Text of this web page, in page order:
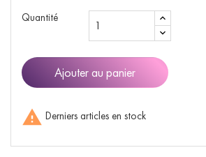
Quantité
Ajouter au panier
 Derniers articles en stock